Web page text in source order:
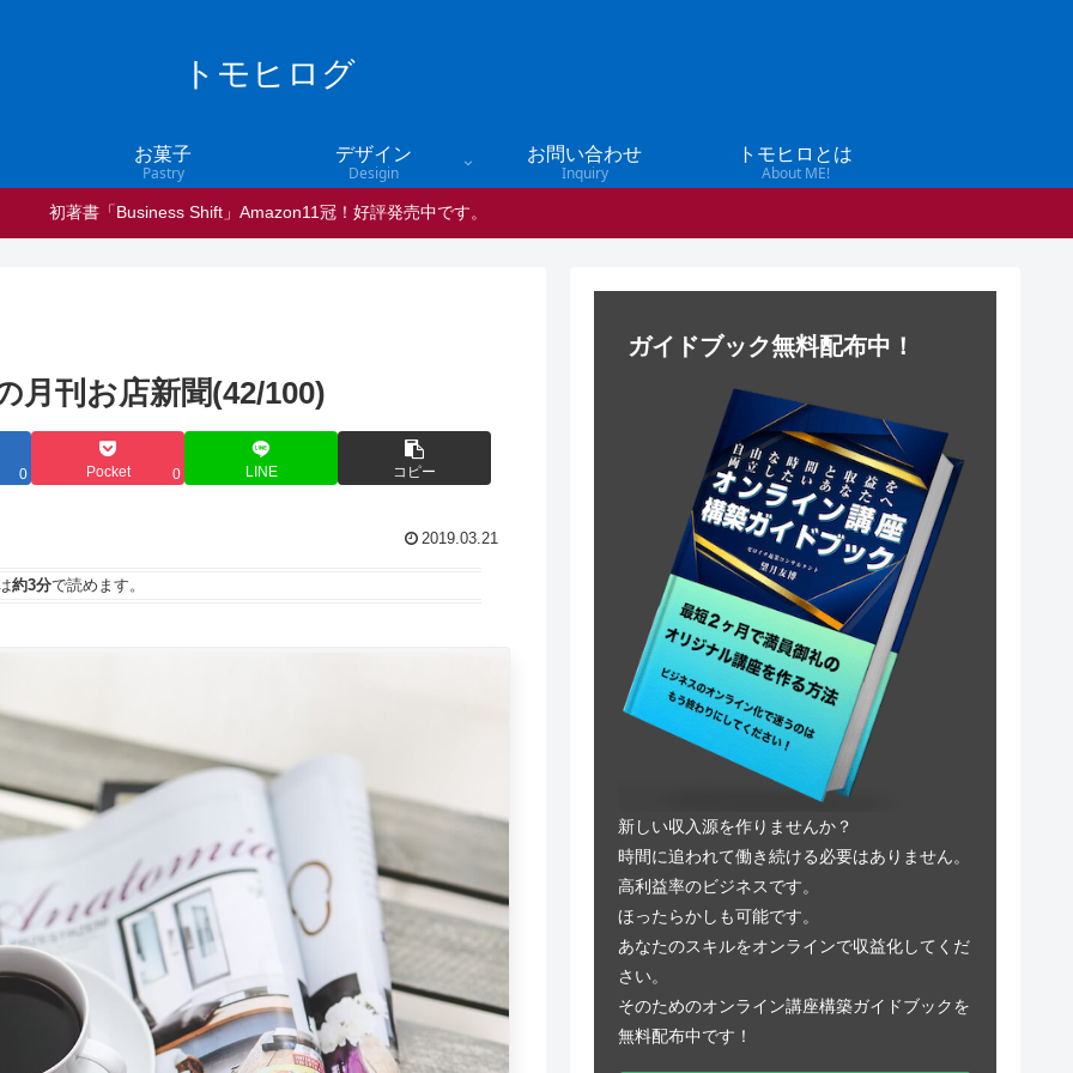
トモヒログ
お菓子
Pastry
デザイン
Desigin
お問い合わせ
Inquiry
トモヒロとは
About ME!
初著書「Business Shift」Amazon11冠！好評発売中です。
月刊お店新聞(42/100)
0 Pocket 0 LINE コピー
2019.03.21
約3分で読めます。
ガイドブック無料配布中！
新しい収入源を作りませんか？
時間に追われて働き続ける必要はありません。
高利益率のビジネスです。
ほったらかしも可能です。
あなたのスキルをオンラインで収益化してくだ
さい。
そのためのオンライン講座構築ガイドブックを
無料配布中です！